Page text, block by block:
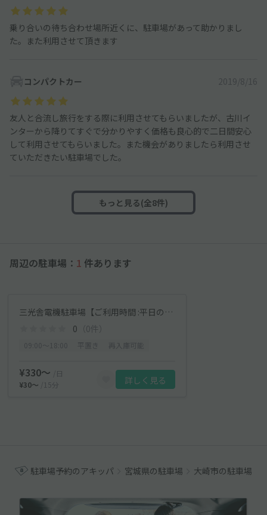
乗り合いの待ち合わせ場所近くに、駐車場があって助かりまし
た。また利用させて頂きます
コンパクトカー 2019/8/16
友人と合流し旅行をする際に利用させてもらいましたが、古川イ
ンターから降りてすぐで分かりやすく価格も良心的で二日間安心
して利用させてもらいました。また機会がありましたら利用させ
ていただきたい駐車場でした。
もっと見る(全8件)
周辺の駐車場： 1 件あります
三光舎電機駐車場【ご利用時間 :平日のみ 9:00~18:00】
0 （0件）
¥330〜
/日
¥30〜
/15分 詳しく見る
駐車場予約のアキッパ 宮城県の駐車場 大崎市の駐車場